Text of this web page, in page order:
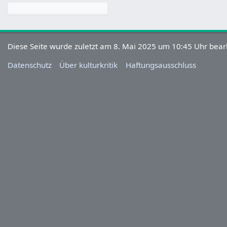
Diese Seite wurde zuletzt am 8. Mai 2025 um 10:45 Uhr
Datenschutz
Über kulturkritik Haftungsausschluss